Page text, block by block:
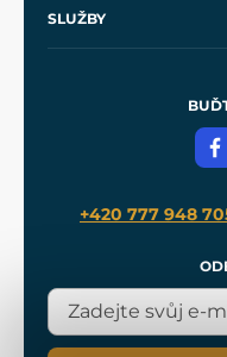
Velkoobchod
SLUŽBY
Meče pro
+420 777 948